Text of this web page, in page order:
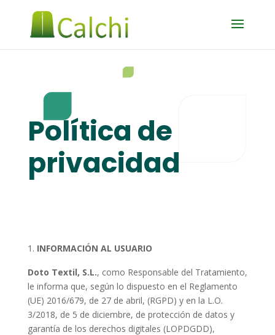
Política de
privacidad
INFORMACIÓN AL USUARIO
Doto Textil, S.L., como Responsable del Tratamiento,
le informa que, según lo dispuesto en el Reglamento
(UE) 2016/679, de 27 de abril, (RGPD) y en la L.O.
3/2018, de 5 de diciembre, de protección de datos y
garantía de los derechos digitales (LOPDGDD),